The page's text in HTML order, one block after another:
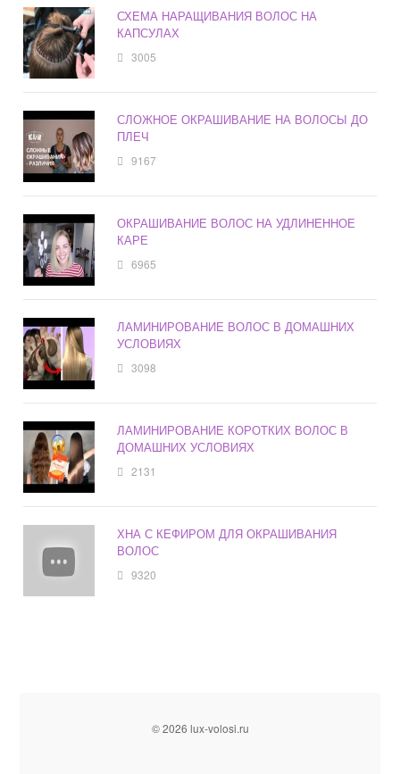
СХЕМА НАРАЩИВАНИЯ ВОЛОС НА
КАПСУЛАХ
3005
СЛОЖНОЕ ОКРАШИВАНИЕ НА ВОЛОСЫ ДО
ПЛЕЧ
9167
ОКРАШИВАНИЕ ВОЛОС НА УДЛИНЕННОЕ
КАРЕ
6965
ЛАМИНИРОВАНИЕ ВОЛОС В ДОМАШНИХ
УСЛОВИЯХ
3098
ЛАМИНИРОВАНИЕ КОРОТКИХ ВОЛОС В
ДОМАШНИХ УСЛОВИЯХ
2131
ХНА С КЕФИРОМ ДЛЯ ОКРАШИВАНИЯ
ВОЛОС
9320
© 2026 lux-volosi.ru